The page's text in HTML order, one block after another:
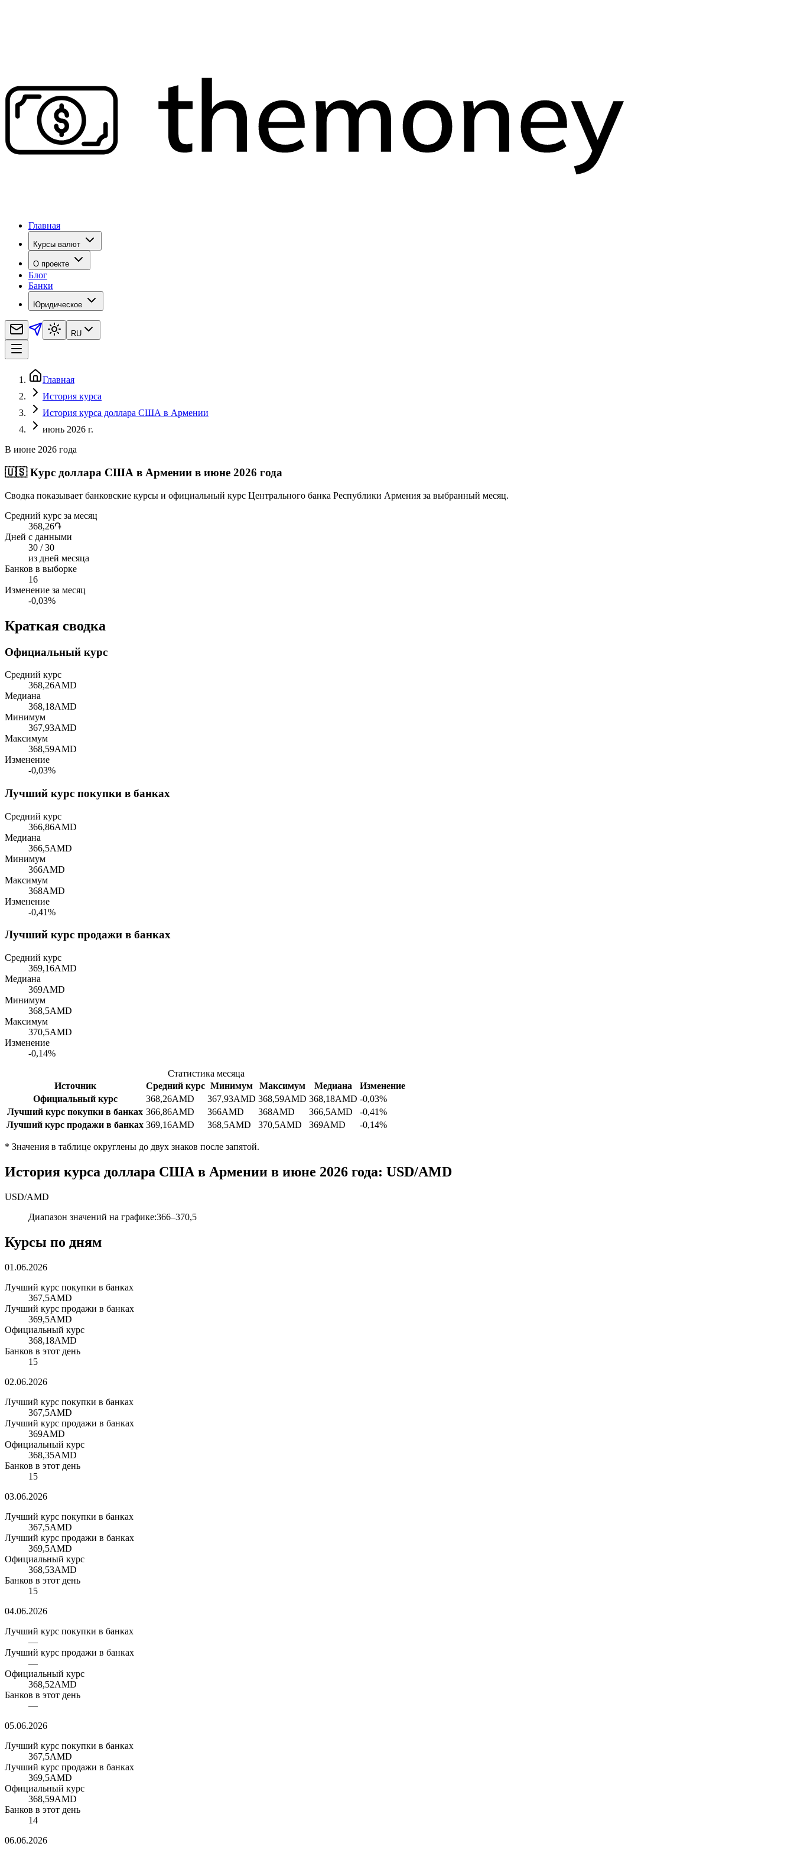
Главная
Курсы валют
О проекте
Блог
Банки
Юридическое
RU
Главная
История курса
История курса доллара США в Армении
июнь 2026 г.
В июне 2026 года
🇺🇸 Курс доллара США в Армении в июне 2026 года
Сводка показывает банковские курсы и официальный курс Центрального банка Республики Армения за выбранный месяц.
Средний курс за месяц
368,26֏
Дней с данными
30 / 30
из дней месяца
Банков в выборке
16
Изменение за месяц
-0,03%
Краткая сводка
Официальный курс
Средний курс
368,26AMD
Медиана
368,18AMD
Минимум
367,93AMD
Максимум
368,59AMD
Изменение
-0,03%
Лучший курс покупки в банках
Средний курс
366,86AMD
Медиана
366,5AMD
Минимум
366AMD
Максимум
368AMD
Изменение
-0,41%
Лучший курс продажи в банках
Средний курс
369,16AMD
Медиана
369AMD
Минимум
368,5AMD
Максимум
370,5AMD
Изменение
-0,14%
Статистика месяца
Источник
Средний курс Минимум Максимум Медиана
Изменение
Официальный курс
368,26AMD 367,93AMD 368,59AMD 368,18AMD -0,03%
Лучший курс покупки в банках 366,86AMD 366AMD 368AMD 366,5AMD
-0,41%
Лучший курс продажи в банках 369,16AMD 368,5AMD 370,5AMD 369AMD -0,14%
* Значения в таблице округлены до двух знаков после запятой.
История курса доллара США в Армении в июне 2026 года: USD/AMD
USD/AMD
Диапазон значений на графике:366–370,5
Курсы по дням
01.06.2026
Лучший курс покупки в банках
367,5AMD
Лучший курс продажи в банках
369,5AMD
Официальный курс
368,18AMD
Банков в этот день
15
02.06.2026
Лучший курс покупки в банках
367,5AMD
Лучший курс продажи в банках
369AMD
Официальный курс
368,35AMD
Банков в этот день
15
03.06.2026
Лучший курс покупки в банках
367,5AMD
Лучший курс продажи в банках
369,5AMD
Официальный курс
368,53AMD
Банков в этот день
15
04.06.2026
Лучший курс покупки в банках
—
Лучший курс продажи в банках
—
Официальный курс
368,52AMD
Банков в этот день
—
05.06.2026
Лучший курс покупки в банках
367,5AMD
Лучший курс продажи в банках
369,5AMD
Официальный курс
368,59AMD
Банков в этот день
14
06.06.2026